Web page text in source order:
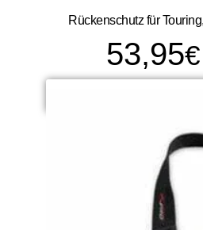
Rückenschutz für
53,95€